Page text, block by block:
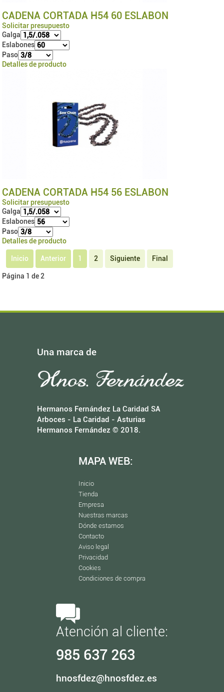
CADENA CORTADA H54 60 ESLABON
Solicitar presupuesto
Galga
Eslabones
Paso
Detalles de producto
CADENA CORTADA H54 56 ESLABON
Solicitar presupuesto
Galga
Eslabones
Paso
Detalles de producto
Inicio Anterior 1 2 Siguiente Final
Página 1 de 2
Una marca de
Hermanos Fernández La Caridad SA
Arboces - La Caridad - Asturias
Hermanos Fernández © 2018.
MAPA WEB:
Inicio
Tienda
Empresa
Nuestras marcas
Dónde estamos
Contacto
Aviso legal
Privacidad
Cookies
Condiciones de compra
Atención al cliente:
985 637 263
hnosfdez@hnosfdez.es